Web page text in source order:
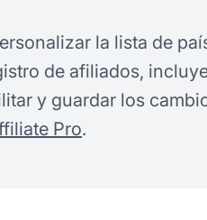
la lista de
de afiliados,
y guardar los
Pro.